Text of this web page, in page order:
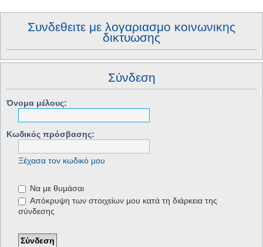
Συνδεθειτε με λογαριασμο κοινωνικης
δικτυωσης
Σύνδεση
Όνομα μέλους:
Κωδικός πρόσβασης:
Ξέχασα τον κωδικό μου
Να με θυμάσαι
Απόκρυψη των στοιχείων μου κατά τη διάρκεια της
σύνδεσης